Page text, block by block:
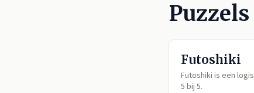
Futoshiki
Futoshiki is een
5 bij 5.